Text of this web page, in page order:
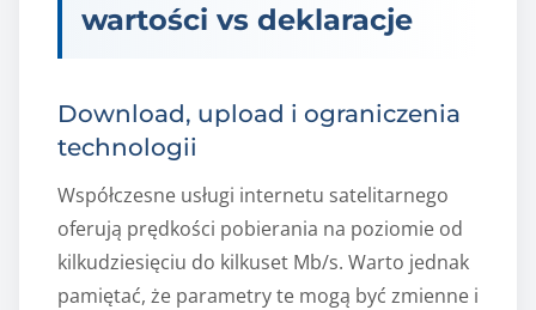
wartości vs deklaracje
Download, upload i ograniczenia
technologii
Współczesne usługi internetu satelitarnego
oferują prędkości pobierania na poziomie od
kilkudziesięciu do kilkuset Mb/s. Warto jednak
pamiętać, że parametry te mogą być zmienne i